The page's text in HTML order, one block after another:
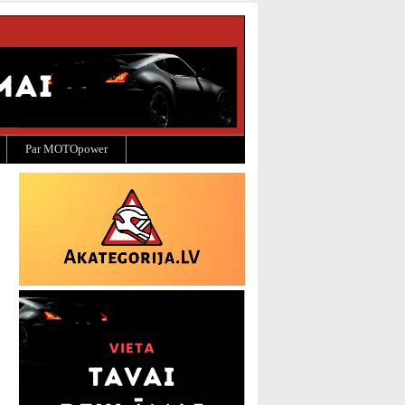
Par MOTOpower